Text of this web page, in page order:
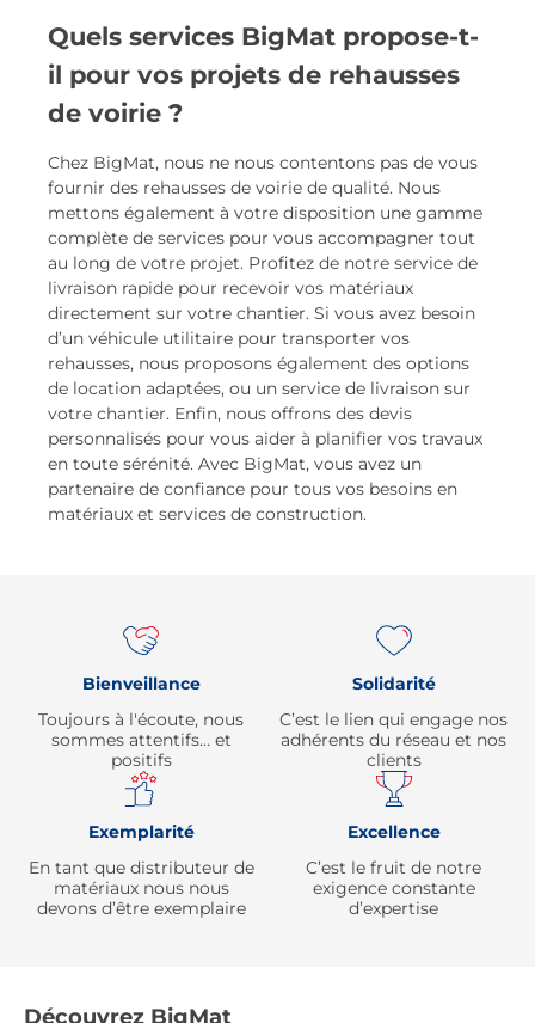
Quels services BigMat propose-t-
il pour vos projets de rehausses
de voirie ?
Chez BigMat, nous ne nous contentons pas de vous
fournir des rehausses de voirie de qualité. Nous
mettons également à votre disposition une gamme
complète de services pour vous accompagner tout
au long de votre projet. Profitez de notre service de
livraison rapide pour recevoir vos matériaux
directement sur votre chantier. Si vous avez besoin
d’un véhicule utilitaire pour transporter vos
rehausses, nous proposons également des options
de location adaptées, ou un service de livraison sur
votre chantier. Enfin, nous offrons des devis
personnalisés pour vous aider à planifier vos travaux
en toute sérénité. Avec BigMat, vous avez un
partenaire de confiance pour tous vos besoins en
matériaux et services de construction.
Bienveillance
Toujours à l'écoute, nous
sommes attentifs… et
positifs
Solidarité
C’est le lien qui engage nos
adhérents du réseau et nos
clients
Exemplarité
En tant que distributeur de
matériaux nous nous
devons d’être exemplaire
Excellence
C’est le fruit de notre
exigence constante
d’expertise
Découvrez BigMat